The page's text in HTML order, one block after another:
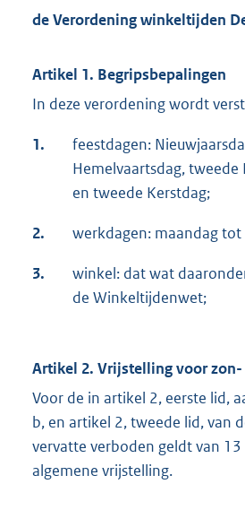
de Verordening winkeltijden
Artikel 1. Begripsbepalingen
In deze verordening wordt
1.
feestdagen:
Hemelvaartsdag, tweede
en tweede Kerstdag;
2. werkdagen: maandag
3.
winkel: dat wat
de Winkeltijdenwet;
Artikel 2. Vrijstelling voor zon-
Voor de in artikel 2, eerste lid,
b, en artikel 2, tweede lid, van
vervatte verboden geldt van
algemene vrijstelling.